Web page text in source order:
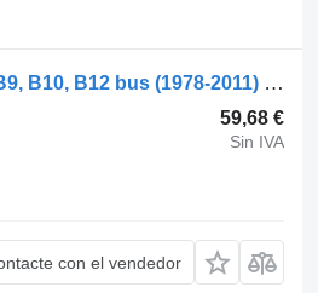
Volvo B12B (01.97-12.11) 20739990 pistón para Volvo B6, B7, B9, B10, B12 bus (1978-2011) autobús
59,68 €
Sin IVA
con el vendedor